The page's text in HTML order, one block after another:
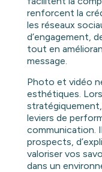
renforcent la
les réseaux
d’engagement,
tout en
message.
Photo et vidéo
esthétiques.
leviers de
communication.
prospects,
valoriser vos
dans un